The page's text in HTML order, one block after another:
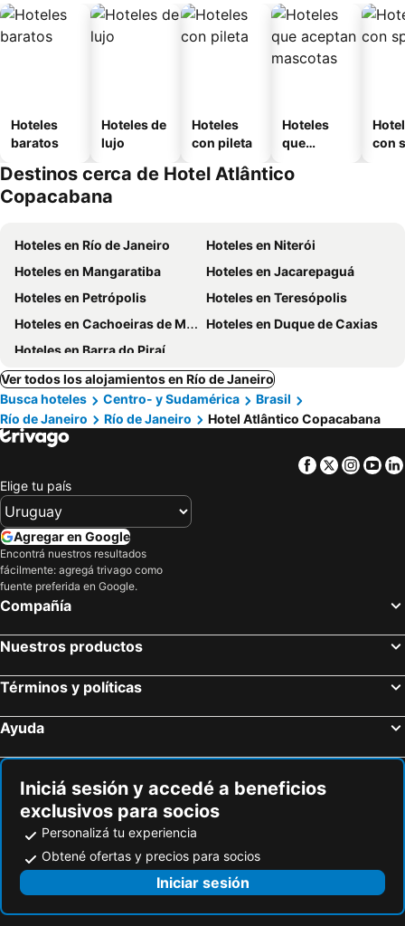
Hoteles
baratos
Hoteles de
lujo
Hoteles
con pileta
Hoteles
que
mascotas
con
Destinos cerca de Hotel Atlântico
Copacabana
Hoteles en Río de Janeiro
Hoteles en Niterói
Hoteles en Mangaratiba
Hoteles en Jacarepaguá
Hoteles en Petrópolis
Hoteles en Teresópolis
Hoteles en Cachoeiras de Macacu
Hoteles en Duque de Caxias
Hoteles en Barra do Piraí
Ver todos los alojamientos en Río de Janeiro
Busca hoteles
Centro- y Sudamérica
Brasil
Río de Janeiro
Río de Janeiro Hotel Atlântico Copacabana
Facebook
Twitter
Elige tu país
Agregar en Google
Encontrá nuestros resultados
fácilmente: agregá trivago como
fuente preferida en Google.
Compañía
Nuestros productos
Términos y políticas
Ayuda
Iniciá sesión y accedé a beneficios
exclusivos para socios
Personalizá tu experiencia
Obtené ofertas y precios para socios
Iniciar sesión